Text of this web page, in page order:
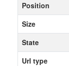
Position
Size
State
Url type